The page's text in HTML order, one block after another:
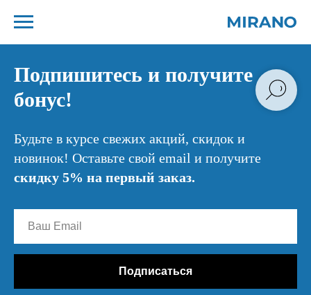
Подпишитесь и получите
бонус!
Будьте в курсе свежих акций, скидок и
новинок! Оставьте свой email и получите
скидку 5% на первый заказ.
Подписаться